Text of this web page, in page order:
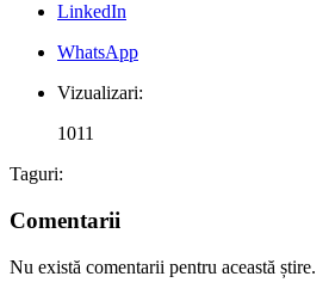
LinkedIn
WhatsApp
Vizualizari:
1011
Taguri:
Comentarii
Nu există comentarii pentru această știre.